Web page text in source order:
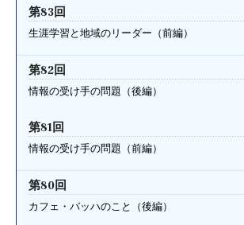
第83回
生涯学習と地域のリーダー（前編）
第82回
情報の受け手の問題（後編）
第81回
情報の受け手の問題（前編）
第80回
カフェ・バッハのこと（後編）